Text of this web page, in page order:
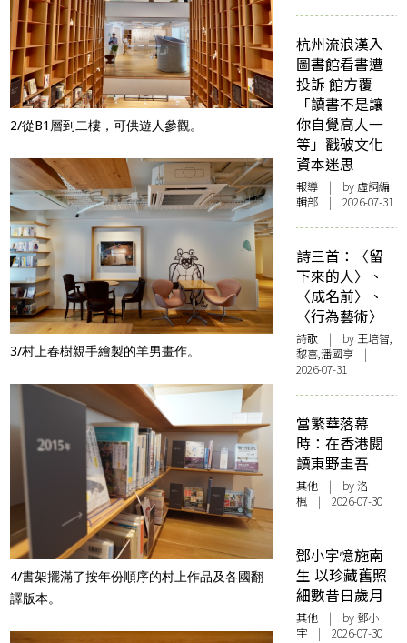
2/從B1層到二樓，可供遊人參觀。
3/村上春樹親手繪製的羊男畫作。
4/書架擺滿了按年份順序的村上作品及各國翻
譯版本。
杭州流浪漢入
圖書館看書遭
投訴 館方覆
「讀書不是讓
你自覺高人一
等」戳破文化
資本迷思
報導 | by 虛詞編
輯部 | 2026-07-31
詩三首：〈留
下來的人〉、
〈成名前〉、
〈行為藝術〉
詩歌 | by 王培智,
黎喜,潘國亨 |
2026-07-31
當繁華落幕
時：在香港閱
讀東野圭吾
其他 | by洛
楓 | 2026-07-30
鄧小宇憶施南
生 以珍藏舊照
細數昔日歲月
其他 | by 鄧小
宇 | 2026-07-30